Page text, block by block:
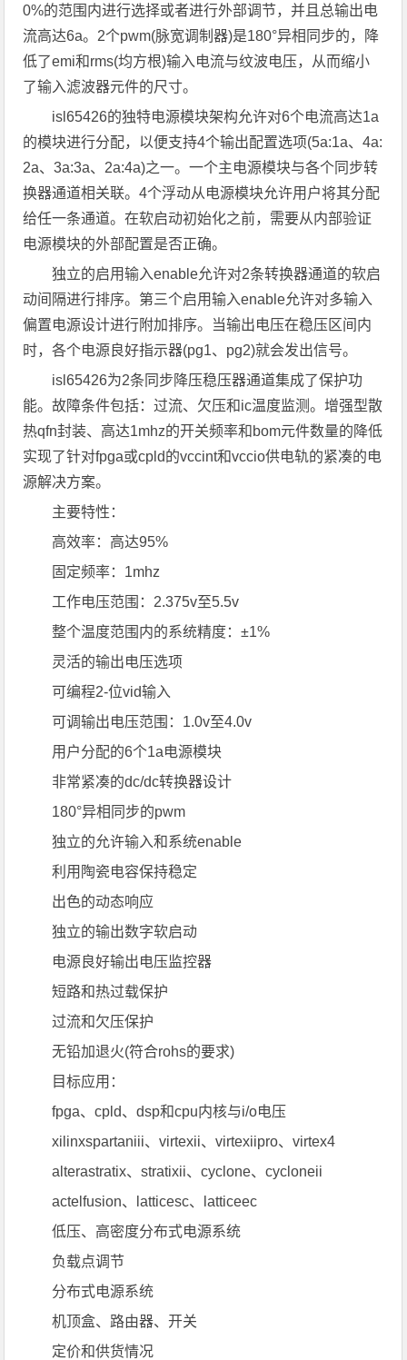
0%的范围内进行选择或者进行外部调节，并且总输出电
流高达6a。2个pwm(脉宽调制器)是180°异相同步的，降
低了emi和rms(均方根)输入电流与纹波电压，从而缩小
了输入滤波器元件的尺寸。
isl65426的独特电源模块架构允许对6个电流高达1a
的模块进行分配，以便支持4个输出配置选项(5a:1a、4a:
2a、3a:3a、2a:4a)之一。一个主电源模块与各个同步转
换器通道相关联。4个浮动从电源模块允许用户将其分配
给任一条通道。在软启动初始化之前，需要从内部验证
电源模块的外部配置是否正确。
独立的启用输入enable允许对2条转换器通道的软启
动间隔进行排序。第三个启用输入enable允许对多输入
偏置电源设计进行附加排序。当输出电压在稳压区间内
时，各个电源良好指示器(pg1、pg2)就会发出信号。
isl65426为2条同步降压稳压器通道集成了保护功
能。故障条件包括：过流、欠压和ic温度监测。增强型散
热qfn封装、高达1mhz的开关频率和bom元件数量的降低
实现了针对fpga或cpld的vccint和vccio供电轨的紧凑的电
源解决方案。
主要特性：
高效率：高达95%
固定频率：1mhz
工作电压范围：2.375v至5.5v
整个温度范围内的系统精度：±1%
灵活的输出电压选项
可编程2-位vid输入
可调输出电压范围：1.0v至4.0v
用户分配的6个1a电源模块
非常紧凑的dc/dc转换器设计
180°异相同步的pwm
独立的允许输入和系统enable
利用陶瓷电容保持稳定
出色的动态响应
独立的输出数字软启动
电源良好输出电压监控器
短路和热过载保护
过流和欠压保护
无铅加退火(符合rohs的要求)
目标应用：
fpga、cpld、dsp和cpu内核与i/o电压
xilinxspartaniii、virtexii、virtexiipro、virtex4
alterastratix、stratixii、cyclone、cycloneii
actelfusion、latticesc、latticeec
低压、高密度分布式电源系统
负载点调节
分布式电源系统
机顶盒、路由器、开关
定价和供货情况